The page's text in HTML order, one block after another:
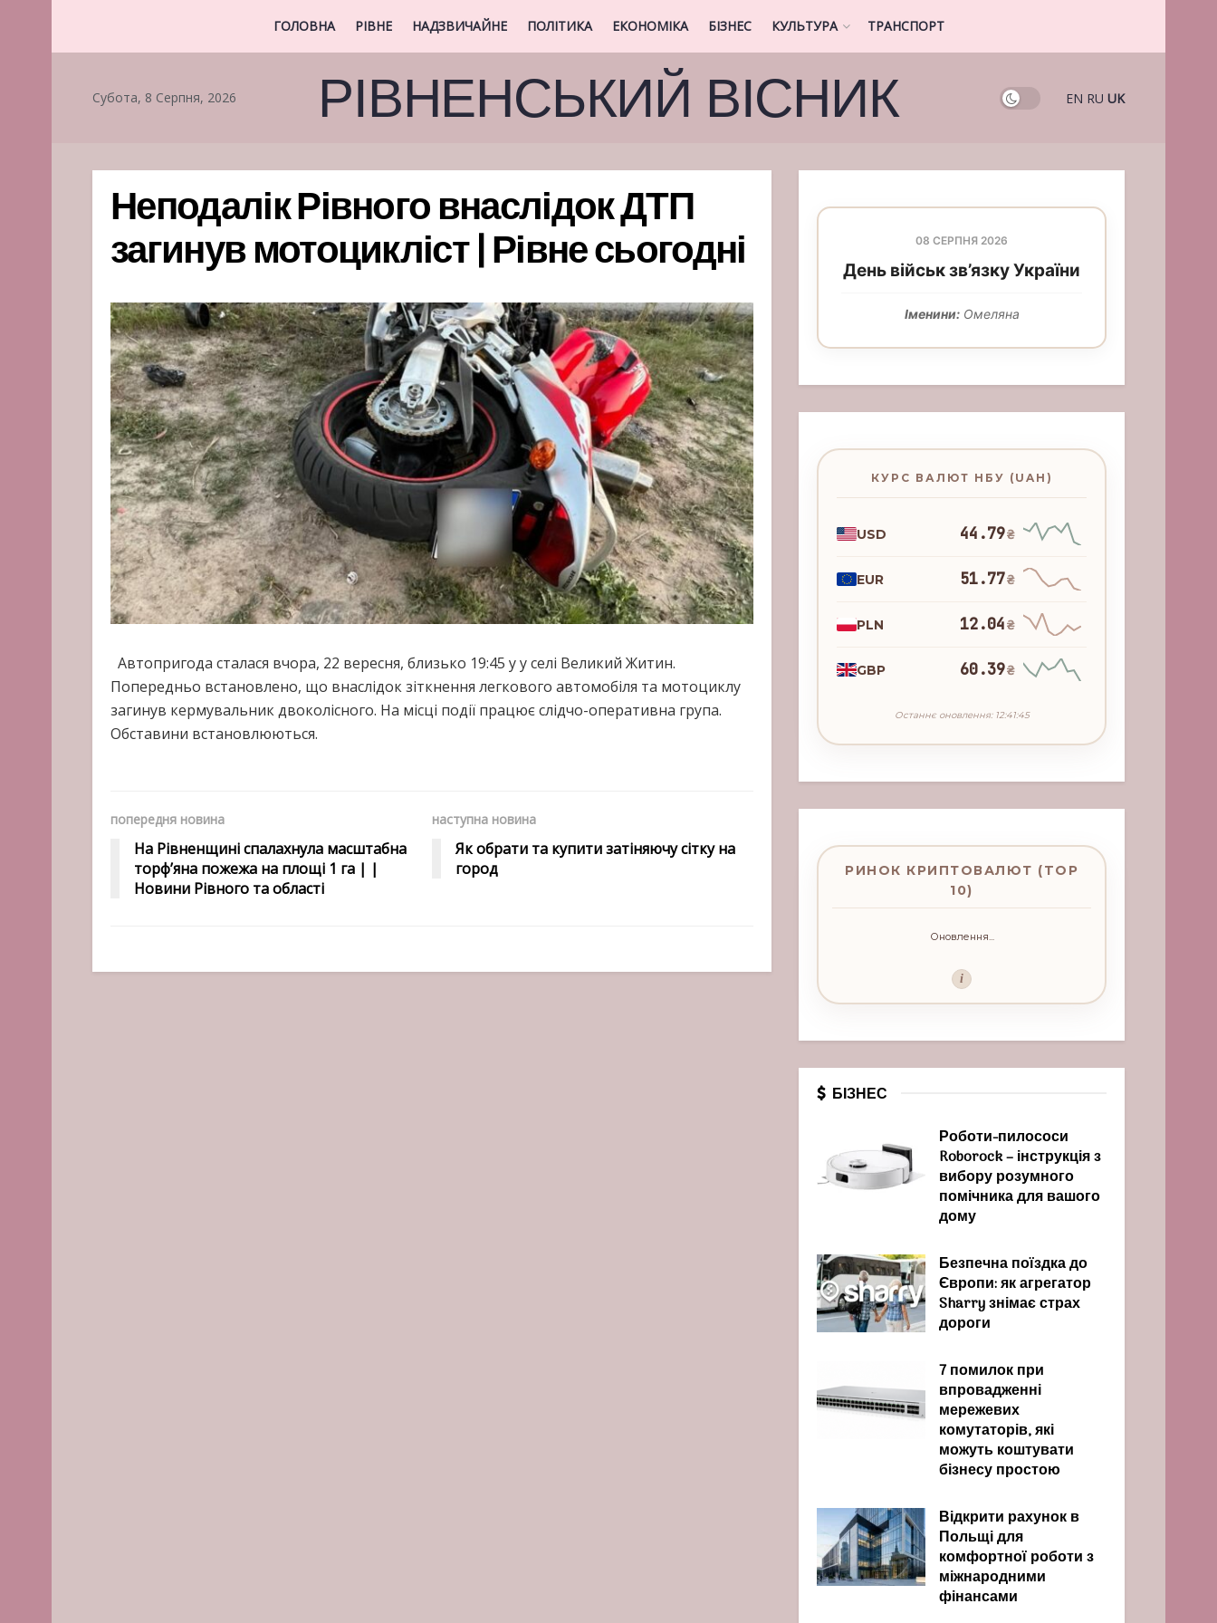
ГОЛОВНА РІВНЕ НАДЗВИЧАЙНЕ ПОЛІТИКА ЕКОНОМІКА БІЗНЕС КУЛЬТУРА ТРАНСПОРТ
Субота, 8 Серпня, 2026 РІВНЕНСЬКИЙ ВІСНИК EN RU UK
Неподалік Рівного внаслідок ДТП
загинув мотоцикліст | Рівне сьогодні
Автопригода сталася вчора, 22 вересня, близько 19:45 у у селі Великий Житин.
Попередньо встановлено, що внаслідок зіткнення легкового автомобіля та мотоциклу
загинув кермувальник двоколісного. На місці події працює слідчо-оперативна група.
Обставини встановлюються.
попередня новина
На Рівненщині спалахнула масштабна
торф’яна пожежа на площі 1 га | |
Новини Рівного та області
наступна новина
Як обрати та купити затіняючу сітку на
город
08 СЕРПНЯ 2026
День військ зв’язку України
Іменини:Омеляна
КУРС ВАЛЮТ НБУ (UAH)
USD 44.79₴
EUR 51.77₴
PLN 12.04₴
GBP 60.39₴
Останнє оновлення: 12:41:45
РИНОК КРИПТОВАЛЮТ (TOP
10)
Оновлення...
i
БІЗНЕС
Роботи-пилососи
Roborock – інструкція з
вибору розумного
помічника для вашого
дому
Безпечна поїздка до
Європи: як агрегатор
Sharry знімає страх
дороги
7 помилок при
впровадженні
мережевих
комутаторів, які
можуть коштувати
бізнесу простою
Відкрити рахунок в
Польщі для
комфортної роботи з
міжнародними
фінансами